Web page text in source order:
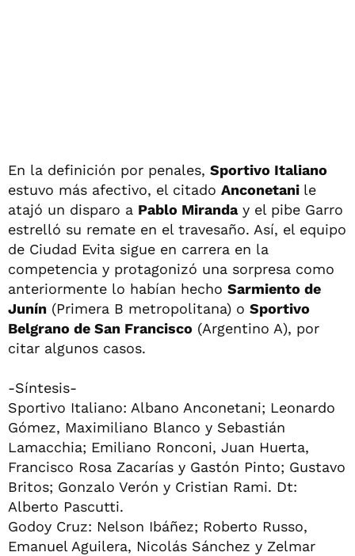
En la definición por penales, Sportivo Italiano
estuvo más afectivo, el citado Anconetani le
atajó un disparo a Pablo Miranday el pibe Garro
estrelló su remate en el travesaño. Así, el equipo
de Ciudad Evita sigue en carrera en la
competencia y protagonizó una sorpresa como
anteriormente lo habían hecho Sarmiento de
Junín (Primera B metropolitana) o Sportivo
Belgrano de San Francisco (Argentino A), por
citar algunos casos.
-Síntesis-
Sportivo Italiano: Albano Anconetani; Leonardo
Gómez, Maximiliano Blanco y Sebastián
Lamacchia; Emiliano Ronconi, Juan Huerta,
Francisco Rosa Zacarías y Gastón Pinto; Gustavo
Britos; Gonzalo Verón y Cristian Rami. Dt:
Alberto Pascutti.
Godoy Cruz: Nelson Ibáñez; Roberto Russo,
Emanuel Aguilera, Nicolás Sánchez y Zelmar